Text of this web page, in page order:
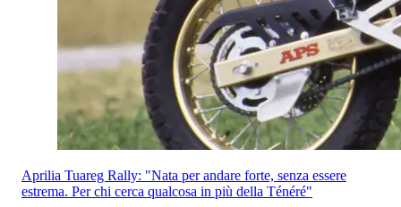
Aprilia Tuareg Rally: "Nata per andare forte, senza essere
estrema. Per chi cerca qualcosa in più della Ténéré"